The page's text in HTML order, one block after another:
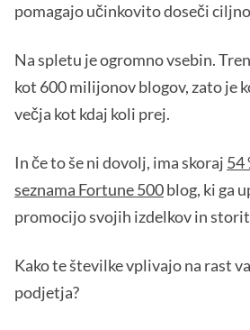
pomagajo učinkovito doseči
Na spletu je ogromno vsebin.
kot 600 milijonov blogov, zato je
večja kot kdaj koli prej.
In če to še ni dovolj, ima skoraj 54
seznama Fortune 500blog, ki ga
promocijo svojih izdelkov in
Kako te številke vplivajo na rast
podjetja?